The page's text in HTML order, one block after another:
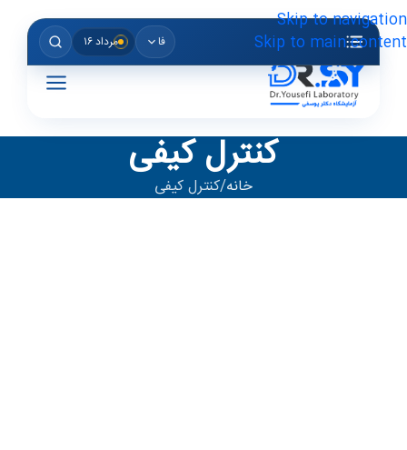
Skip to navigation
Skip to main content
فا مرداد ۱۶
کنترل کیفی
خانه کنترل کیفی